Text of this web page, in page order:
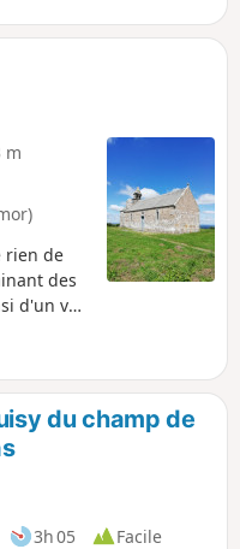
au
m
rien de
des
d'un vue
mer !
du champ de
3h 05
Facile